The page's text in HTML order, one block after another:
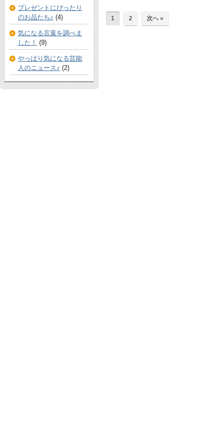
1 2 次へ »
プレゼントにぴったり
のお品たち♪ (4)
気になる言葉を調べま
した！ (9)
やっぱり気になる芸能
人のニュース♪ (2)